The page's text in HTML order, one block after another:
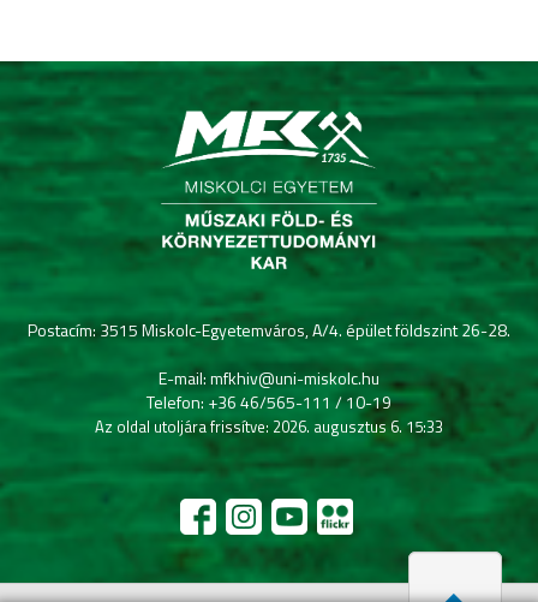
Postacím: 3515 Miskolc-Egyetemváros, A/4. épület földszint 26-28.
E-mail: mfkhiv@uni-miskolc.hu
Telefon: +36 46/565-111 / 10-19
Az oldal utoljára frissítve: 2026. augusztus 6. 15:33